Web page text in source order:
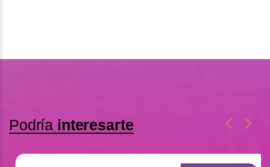
Podría interesarte